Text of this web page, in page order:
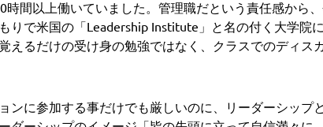
間以上働いていました。管理職だという責任感から
りで米国の「Leadership Institute」と名の付く大学院
えるだけの受け身の勉強ではなく、クラスでのディ
ンに参加する事だけでも厳しいのに、リーダーシッ